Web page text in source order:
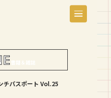
書籍＆雑誌
チパスポート Vol.25